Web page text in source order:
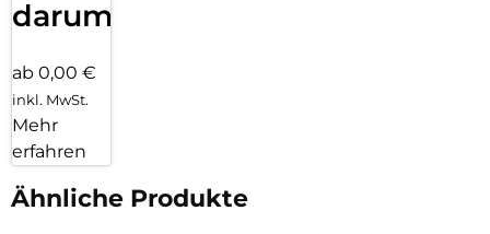
darum!
ab 0,00 €
inkl. MwSt.
Mehr
erfahren
Ähnliche Produkte